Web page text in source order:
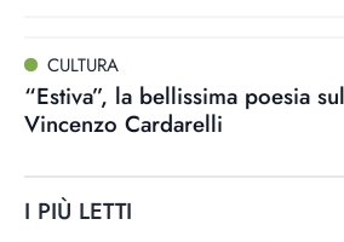
CULTURA
“Estiva”, la bellissima poesia
Vincenzo Cardarelli
I PIÙ LETTI